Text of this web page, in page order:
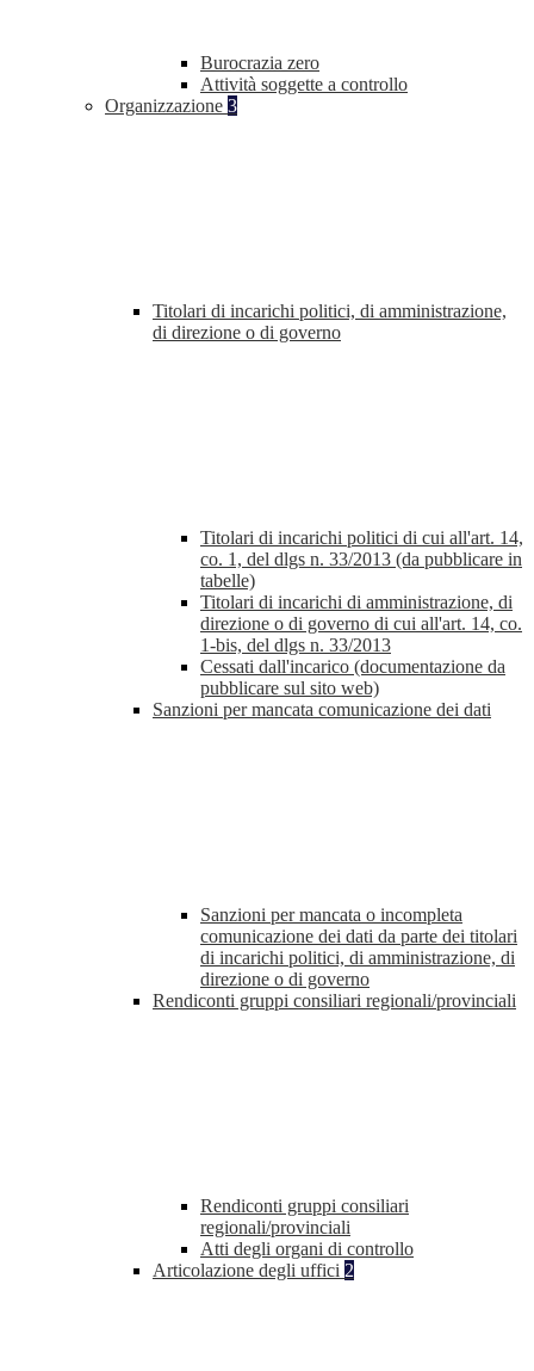
Burocrazia zero
Attività soggette a controllo
Organizzazione 3
Titolari di incarichi politici, di amministrazione,
di direzione o di governo
Titolari di incarichi politici di cui all'art. 14,
co. 1, del dlgs n. 33/2013 (da pubblicare in
tabelle)
Titolari di incarichi di amministrazione, di
direzione o di governo di cui all'art. 14, co.
1-bis, del dlgs n. 33/2013
Cessati dall'incarico (documentazione da
pubblicare sul sito web)
Sanzioni per mancata comunicazione dei dati
Sanzioni per mancata o incompleta
comunicazione dei dati da parte dei titolari
di incarichi politici, di amministrazione, di
direzione o di governo
Rendiconti gruppi consiliari regionali/provinciali
Rendiconti gruppi consiliari
regionali/provinciali
Atti degli organi di controllo
Articolazione degli uffici 2